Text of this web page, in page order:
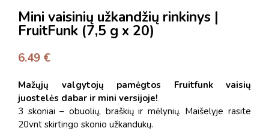
Mini vaisinių užkandžių rinkinys |
FruitFunk (7,5 g x 20)
6.49 €
Mažųjų valgytojų pamėgtos Fruitfunk vaisių
juostelės dabar ir mini versijoje!
3 skoniai – obuolių, braškių ir mėlynių. Maišelyje rasite
20vnt skirtingo skonio užkandukų.